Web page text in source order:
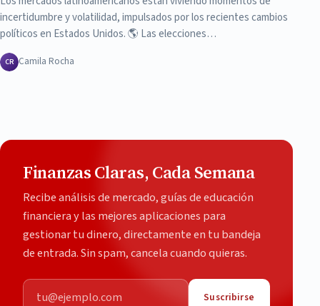
incertidumbre y volatilidad, impulsados por los recientes cambios
políticos en Estados Unidos. 🌎 Las elecciones…
CR Camila Rocha
Finanzas Claras, Cada Semana
Recibe análisis de mercado, guías de educación
financiera y las mejores aplicaciones para
gestionar tu dinero, directamente en tu bandeja
de entrada. Sin spam, cancela cuando quieras.
Correo electrónico
Suscribirse